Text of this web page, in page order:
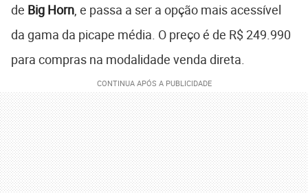
de Big Horn , e passa a ser a opção mais acessível
da gama da picape média. O preço é de R$ 249.990
para compras na modalidade venda direta.